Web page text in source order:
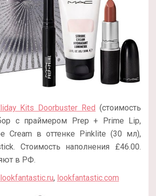
Kits Doorbuster Red (стоимость
с праймером Prep + Prime Lip,
Cream в оттенке Pinklite (30 мл),
Стоимость наполнения £46.00.
в РФ.
lookfantastic.ru, lookfantastic.com